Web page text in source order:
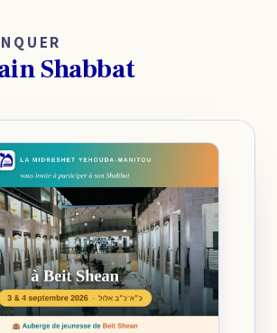
Shabbat